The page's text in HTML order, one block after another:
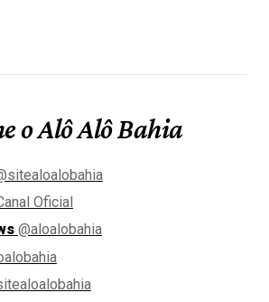
o Alô Alô Bahia
Oficial
@aloalobahia